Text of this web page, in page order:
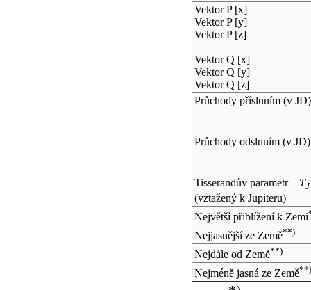
Vektor P [x]
Vektor P [y]
Vektor P [z]
Vektor Q [x]
Vektor Q [y]
Vektor Q [z]
Průchody přísluním (v JD)
Průchody odsluním (v JD)
Tisserandův parametr – TJ
(vztažený k Jupiteru)
Největší přiblížení k Zemi
Nejjasnější ze Země**)
Nejdále od Země**)
Nejméně jasná ze Země**)